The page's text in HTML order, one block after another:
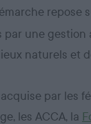
repose
par une
naturels et
par les
les ACCA, la